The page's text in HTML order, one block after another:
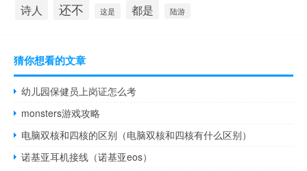
诗人 还不 这是 都是 陆游
猜你想看的文章
幼儿园保健员上岗证怎么考
monsters游戏攻略
电脑双核和四核的区别（电脑双核和四核有什么区别）
诺基亚耳机接线（诺基亚eos）